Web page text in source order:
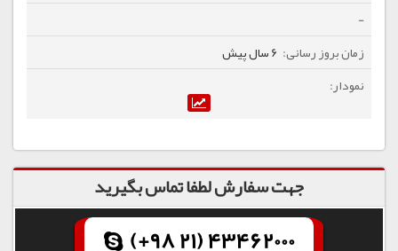
-
6 سال پیش
جهت سفارش لطفا تماس بگیرید
(+98 21) 43462000